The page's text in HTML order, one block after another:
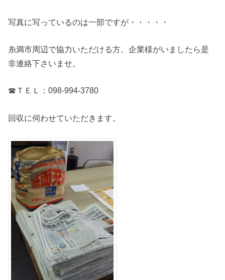
写真に写っているのは一部ですが・・・・・
糸満市周辺で協力いただける方、企業様がいましたら是
非連絡下さいませ。
☎ＴＥＬ：098-994-3780
回収に伺わせていただきます。